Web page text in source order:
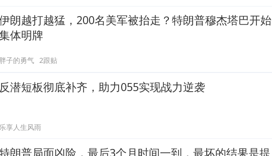
朗越打越猛，200名美军被抬走？特朗普穆杰塔巴开始
体明牌
胖子的勇气 2跟贴
反潜短板彻底补齐，助力055实现战力逆袭
乐享人生风雨
朗普局面凶险，最后3个月时间一到，最坏的结果是提